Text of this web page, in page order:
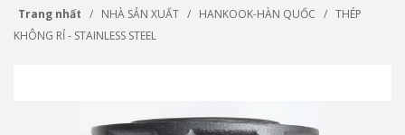
Trang nhất NHÀ SẢN XUẤT HANKOOK-HÀN QUỐC
THÉP
KHÔNG RỈ - STAINLESS STEEL